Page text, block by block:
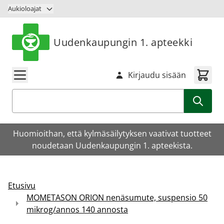
Siirry sisältöön
Aukioloajat
Uudenkaupungin 1. apteekki
Kirjaudu sisään
Huomioithan, että kylmäsäilytyksen vaativat tuotteet
noudetaan Uudenkaupungin 1. apteekista.
Etusivu
MOMETASON ORION nenäsumute, suspensio 50
mikrog/annos 140 annosta